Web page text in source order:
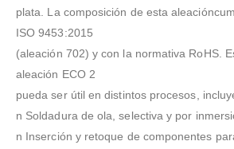
plata. La composición de esta
ISO 9453:2015
(aleación 702) y con la normativa RoHS.
aleación ECO 2
pueda ser útil en distintos procesos,
n Soldadura de ola, selectiva y por
n Inserción y retoque de componentes